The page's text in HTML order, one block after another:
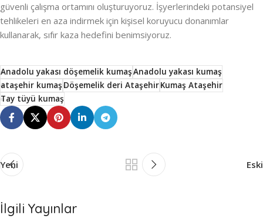
güvenli çalışma ortamını oluşturuyoruz. İşyerlerindeki potansiyel
tehlikeleri en aza indirmek için kişisel koruyucu donanımlar
kullanarak, sıfır kaza hedefini benimsiyoruz.
Anadolu yakası döşemelik kumaşAnadolu yakası kumaş
ataşehir kumaşDöşemelik deri AtaşehirKumaş Ataşehir
Tay tüyü kumaş
Yeni Eski
İlgili Yayınlar